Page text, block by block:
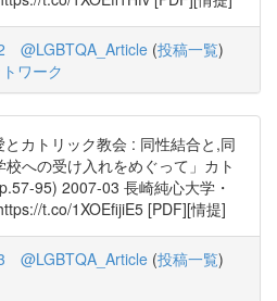
@LGBTQA_Article (投稿一覧)
ワーク
とカトリック教会 : 同性結合と,同
への受け入れをめぐって」カト
95) 2007-03 長崎純心大学・
t.co/1XOEfijiE5 [PDF][情提]
@LGBTQA_Article (投稿一覧)